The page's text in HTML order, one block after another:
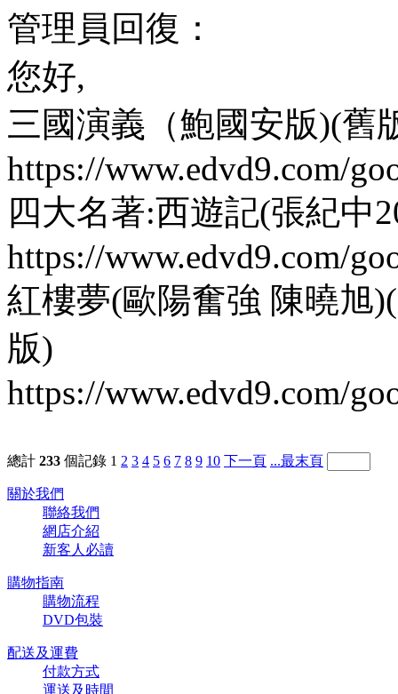
管理員回復：
您好,
三國演義（鮑國安版)(舊
https://www.edvd9.com/
四大名著:西遊記(張紀中
https://www.edvd9.com/
紅樓夢(歐陽奮強 陳曉旭
版)
https://www.edvd9.com/
總計 233 個記錄 1 2 3 4 5 6 7 8 9 10 下一頁 ...最末頁
關於我們
聯絡我們
網店介紹
新客人必讀
購物指南
購物流程
DVD包裝
配送及運費
付款方式
運送及時間